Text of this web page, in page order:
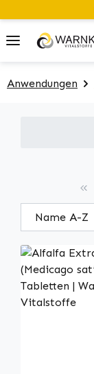
springen
Anwendungen